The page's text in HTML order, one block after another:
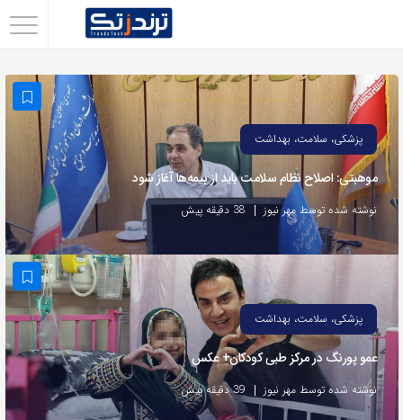
استفاده
از
روش‌های
زیر
می‌توانید
این
با
دوستان
خود
به
پزشکی، سلامت، بهداشت
موهبتی: اصلاح نظام سلامت باید از بیمه‌ها آغاز شود
نوشته شده توسط مهر نیوز 38 دقیقه پیش
پزشکی، سلامت، بهداشت
عمو پورنگ در مرکز طبی کودکان+ عکس
نوشته شده توسط مهر نیوز 39 دقیقه پیش